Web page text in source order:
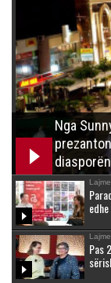
Nga
diasporën
Lajme
Lajme
Pas